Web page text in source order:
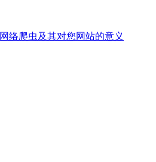
络爬虫及其对您网站的意义